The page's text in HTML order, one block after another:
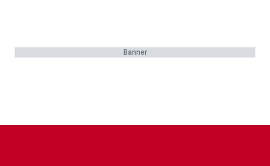
Banner